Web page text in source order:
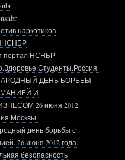
наркотиков
портал НСНБР
ДЕНЬ БОРЬБЫ
И
26 июня 2012
Москвы.
день борьбы с
26 июня 2012 года.
безопасность